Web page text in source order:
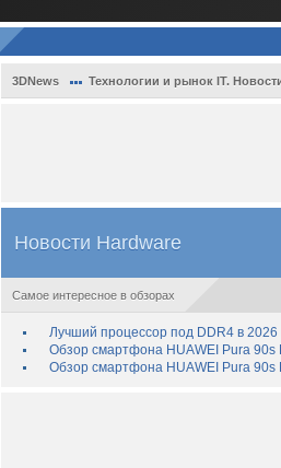
3DNews Технологии и рынок IT.
Новости Hardware
Самое интересное в обзорах
Лучший процессор под DDR4 в 2026
Обзор смартфона HUAWEI Pura 90s
Обзор смартфона HUAWEI Pura 90s